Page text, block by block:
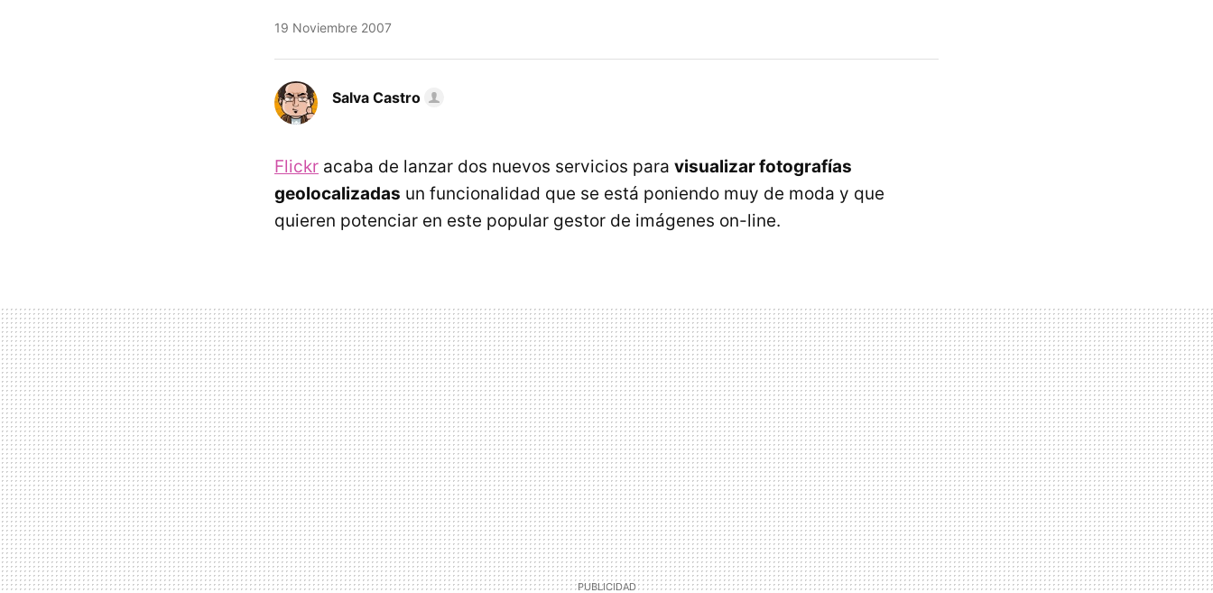
19 Noviembre 2007
Salva Castro
Flickr acaba de lanzar dos nuevos servicios para visualizar fotografías
geolocalizadas un funcionalidad que se está poniendo muy de moda y que
quieren potenciar en este popular gestor de imágenes on-line.